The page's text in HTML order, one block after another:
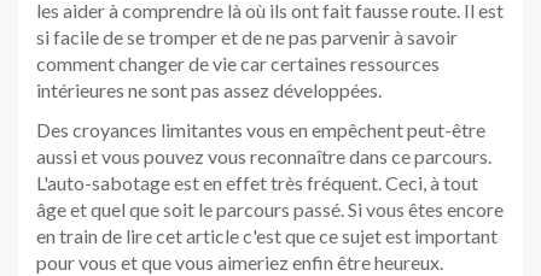
les aider à comprendre là où ils ont fait fausse route. Il est
si facile de se tromper et de ne pas parvenir à savoir
comment changer de vie car certaines ressources
intérieures ne sont pas assez développées.
Des croyances limitantes vous en empêchent peut-être
aussi et vous pouvez vous reconnaître dans ce parcours.
L'auto-sabotage est en effet très fréquent. Ceci, à tout
âge et quel que soit le parcours passé. Si vous êtes encore
en train de lire cet article c'est que ce sujet est important
pour vous et que vous aimeriez enfin être heureux.